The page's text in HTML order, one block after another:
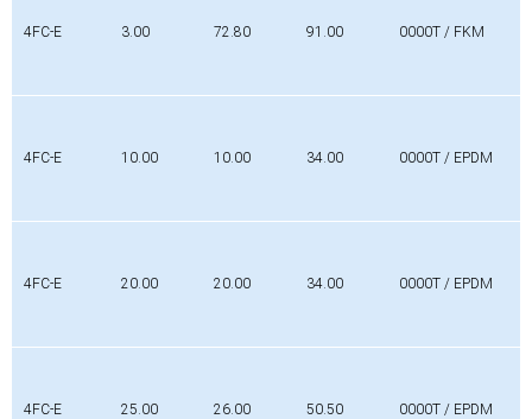
4FC-E 3.00 72.80 91.00 0000T / FKM
4FC-E 10.00 10.00 34.00 0000T / EPDM
4FC-E 20.00 20.00 34.00 0000T / EPDM
4FC-E 25.00 26.00 50.50 0000T / EPDM